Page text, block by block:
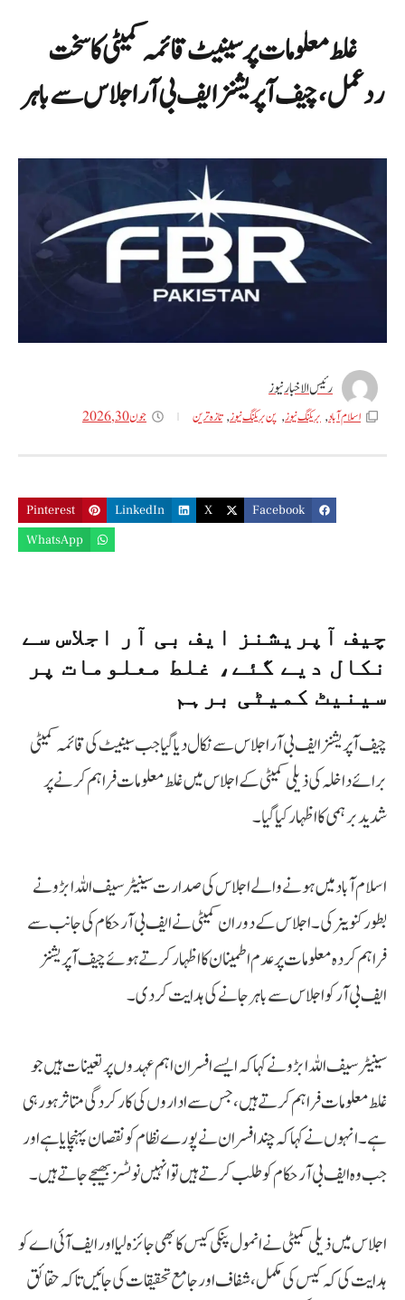
غلط معلومات پر سینیٹ قائمہ کمیٹی کا سخت
ردعمل، چیف آپریشنز ایف بی آر اجلاس سے باہر
رئیس الاخبار نیوز
اسلام آباد, بریکنگ نیوز, پن بریکنگ نیوز,تازه ترین جون 30, 2026
Facebook
X
LinkedIn
Pinterest
WhatsApp
چیف آپریشنز ایف بی آر اجلاس سے
نکال دیے گئے، غلط معلومات پر
سینیٹ کمیٹی برہم
چیف آپریشنز ایف بی آر اجلاس سے نکال دیا گیا جب سینیٹ کی قائمہ کمیٹی
برائے داخلہ کی ذیلی کمیٹی کے اجلاس میں غلط معلومات فراہم کرنے پر
شدید برہمی کا اظہار کیا گیا۔
اسلام آباد میں ہونے والے اجلاس کی صدارت سینیٹر سیف اللہ ابڑو نے
بطور کنوینر کی۔ اجلاس کے دوران کمیٹی نے ایف بی آر حکام کی جانب سے
فراہم کردہ معلومات پر عدم اطمینان کا اظہار کرتے ہوئے چیف آپریشنز
ایف بی آر کو اجلاس سے باہر جانے کی ہدایت کر دی۔
سینیٹر سیف اللہ ابڑو نے کہا کہ ایسے افسران اہم عہدوں پر تعینات ہیں جو
غلط معلومات فراہم کرتے ہیں، جس سے اداروں کی کارکردگی متاثر ہو رہی
ہے۔ انہوں نے کہا کہ چند افسران نے پورے نظام کو نقصان پہنچایا ہے اور
جب وہ ایف بی آر حکام کو طلب کرتے ہیں تو انہیں نوٹسز بھیجے جاتے ہیں۔
اجلاس میں ذیلی کمیٹی نے انمول پنکی کیس کا بھی جائزہ لیا اور ایف آئی اے کو
ہدایت کی کہ کیس کی مکمل، شفاف اور جامع تحقیقات کی جائیں تاکہ حقائق